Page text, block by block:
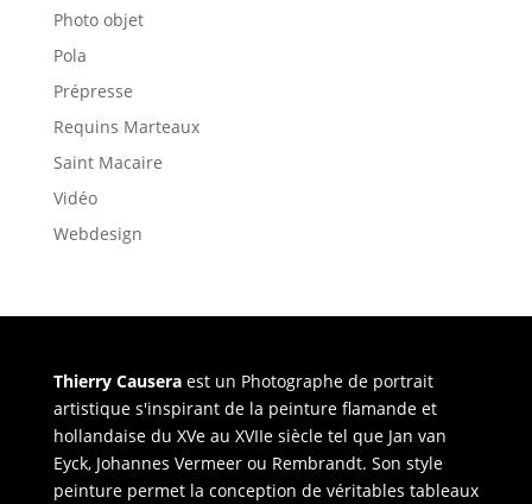
Photo objet
Pola
Prépresse
Requins Marteaux
Saint Macaire
Vidéo
Webdesign
Thierry Causeraest un Photographe de portrait
artistique s'inspirant de la peinture flamande et
hollandaise du XVe au XVIIe siècle tel que Jan van
Eyck, Johannes Vermeer ou Rembrandt. Son style
peinture permet la conception de véritables tableaux